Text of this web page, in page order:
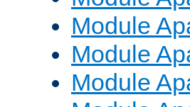
Module
Module
Module